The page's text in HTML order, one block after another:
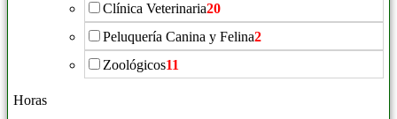
Clínica Veterinaria20
Peluquería Canina y Felina2
Zoológicos11
Horas